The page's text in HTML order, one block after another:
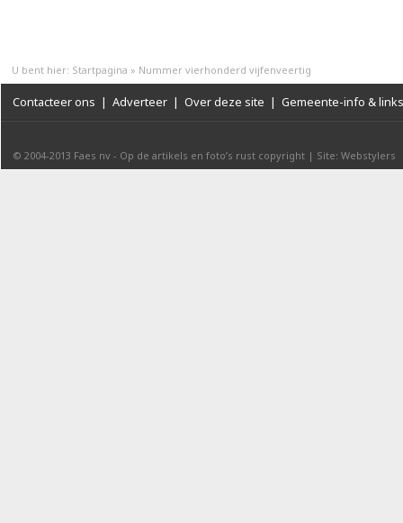
U bent hier: Startpagina » Nummer vierhonderd vijfenveertig
Contacteer ons | Adverteer | Over deze site | Gemeente-info & links
© 2004-2013 Faes nv - Op de artikels en foto’s rust copyright | Site: Webstylers